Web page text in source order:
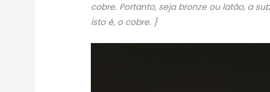
cobre. Portanto, seja bronze ou latão, a
isto é, o cobre. }